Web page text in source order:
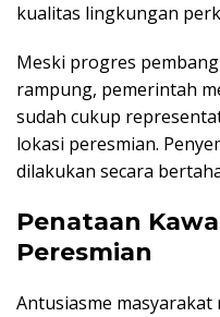
kualitas lingkungan
Meski progres
rampung, pemerintah
sudah cukup
lokasi peresmian.
dilakukan secara
Penataan
Peresmian
Antusiasme